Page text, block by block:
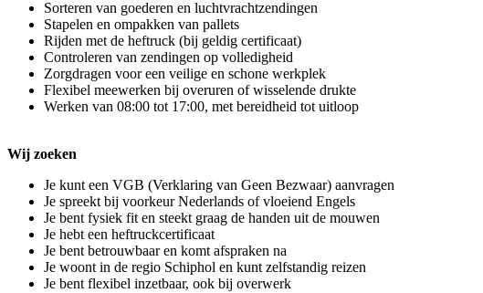
Sorteren van goederen en luchtvrachtzendingen
Stapelen en ompakken van pallets
Rijden met de heftruck (bij geldig certificaat)
Controleren van zendingen op volledigheid
Zorgdragen voor een veilige en schone werkplek
Flexibel meewerken bij overuren of wisselende drukte
Werken van 08:00 tot 17:00, met bereidheid tot uitloop
Wij zoeken
Je kunt een VGB (Verklaring van Geen Bezwaar) aanvragen
Je spreekt bij voorkeur Nederlands of vloeiend Engels
Je bent fysiek fit en steekt graag de handen uit de mouwen
Je hebt een heftruckcertificaat
Je bent betrouwbaar en komt afspraken na
Je woont in de regio Schiphol en kunt zelfstandig reizen
Je bent flexibel inzetbaar, ook bij overwerk